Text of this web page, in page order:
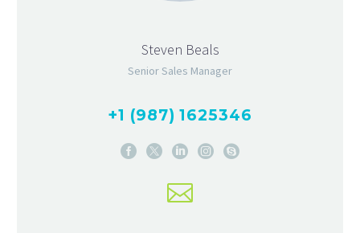
Steven Beals
Senior Sales Manager
+1 (987) 1625346